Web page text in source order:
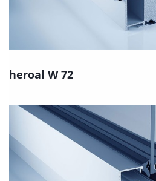
heroal W 72